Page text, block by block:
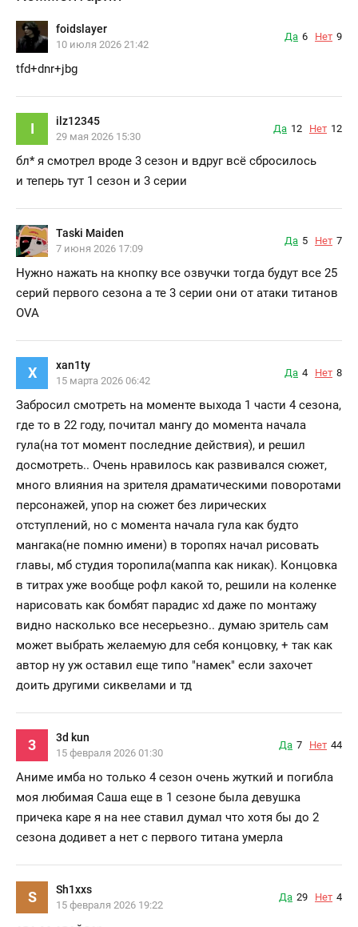
foidslayer
10 июля 2026 21:42
Да 6 Нет 9
tfd+dnr+jbg
I ilz12345
29 мая 2026 15:30
Да 12 Нет 12
бл*я смотрел вроде 3 сезон и вдруг всё сбросилось
и теперь тут 1 сезон и 3 серии
Taski Maiden
7 июня 2026 17:09
Да 5 Нет 7
Нужно нажать на кнопку все озвучки тогда будут все 25
серий первого сезона а те 3 серии они от атаки титанов
OVA
X xan1ty
15 марта 2026 06:42
Да 4 Нет 8
Забросил смотреть на моменте выхода 1 части 4 сезона,
где то в 22 году, почитал мангу до момента начала
гула(на тот момент последние действия), и решил
досмотреть.. Очень нравилось как развивался сюжет,
много влияния на зрителя драматическими поворотами
персонажей, упор на сюжет без лирических
отступлений, но с момента начала гула как будто
мангака(не помню имени) в торопях начал рисовать
главы, мб студия торопила(маппа как никак). Концовка
в титрах уже вообще рофл какой то, решили на коленке
нарисовать как бомбят парадис xd даже по монтажу
видно насколько все несерьезно.. думаю зритель сам
может выбрать желаемую для себя концовку, + так как
автор ну уж оставил еще типо "намек" если захочет
доить другими сиквелами и тд
3 3d kun
15 февраля 2026 01:30
Да 7 Нет 44
Аниме имба но только 4 сезон очень жуткий и погибла
моя любимая Саша еще в 1 сезоне была девушка
причека каре я на нее ставил думал что хотя бы до 2
сезона додивет а нет с первого титана умерла
S Sh1xxs
15 февраля 2026 19:22
Да 29 Нет 4